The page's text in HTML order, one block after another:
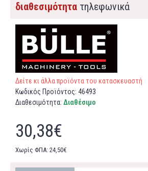
διαθεσιμότητα τηλεφωνικά
Δείτε κι άλλα προϊόντα του κατασκευαστή
Κωδικός Προϊόντος: 46493
Διαθεσιμότητα: Διαθέσιμο
30,38€
Χωρίς ΦΠΑ: 24,50€